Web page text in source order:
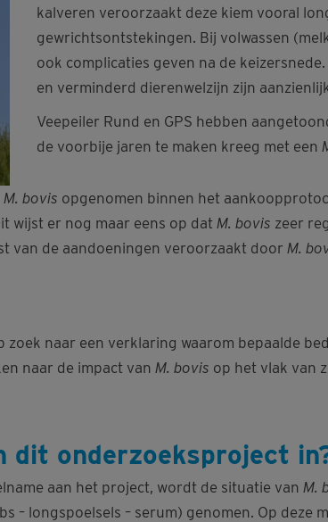
kalveren veroorzaakt deze kiem vooral
gewrichtsontstekingen. Bij volwassen
ook complicaties geven na de keizersnede.
en verminderd dierenwelzijn zijn
Veepeiler Rund en GPS hebben
de voorbije jaren te maken kreeg met een
M. bovis opgenomen binnen het
wijst er nog maar eens op dat M. bovis zeer
van de aandoeningen veroorzaakt door M.
zoek naar een verklaring waarom bepaalde
naar de impact van M. bovis op het vlak van
dit onderzoeksproject
aan het project, wordt de situatie van M.
– longspoelsels – serum) genomen. Op